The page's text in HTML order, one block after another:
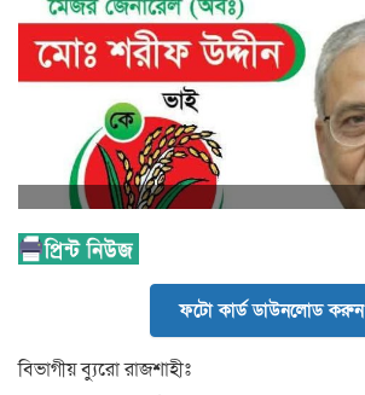
ফটো কার্ড ডাউনলোড করুন
বিভাগীয় ব্যুরো রাজশাহীঃ